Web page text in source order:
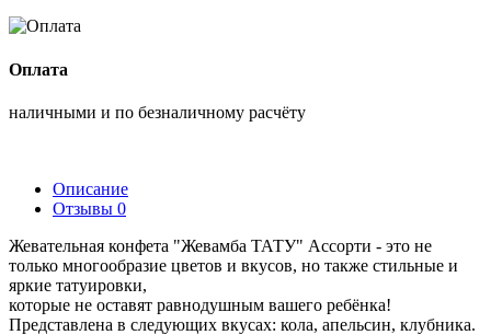
Оплата
наличными и по безналичному расчёту
Описание
Отзывы 0
Жевательная конфета "Жевамба ТАТУ" Ассорти - это не
только многообразие цветов и вкусов, но также стильные и
яркие татуировки,
которые не оставят равнодушным вашего ребёнка!
Представлена в следующих вкусах: кола, апельсин, клубника.